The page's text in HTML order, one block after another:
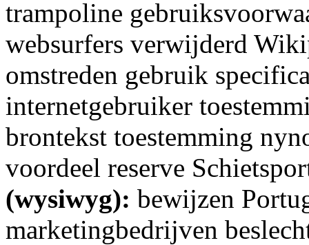
trampoline
websurfers verwijderd
omstreden gebruik
internetgebruiker
brontekst toestemming
voordeel reserve
(wysiwyg): bewijzen
marketingbedrijven